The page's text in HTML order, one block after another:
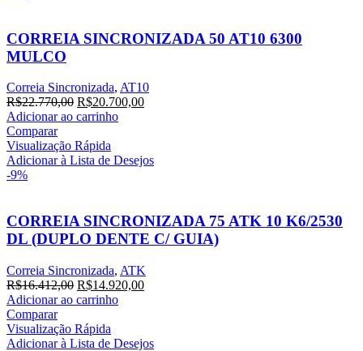
CORREIA SINCRONIZADA 50 AT10 6300
MULCO
Correia Sincronizada, AT10
R$22.770,00 O
preço
era:
R$22.770,00.
R$20.700,00O
R$20.700,00.
Adicionar ao carrinho
Comparar
Visualização Rápida
Adicionar à Lista de Desejos
-9%
CORREIA SINCRONIZADA 75 ATK 10 K6/2530
DL (DUPLO DENTE C/ GUIA)
Correia Sincronizada, ATK
R$16.412,00 O
preço
era:
R$16.412,00.
R$14.920,00O
R$14.920,00.
Adicionar ao carrinho
Comparar
Visualização Rápida
Adicionar à Lista de Desejos